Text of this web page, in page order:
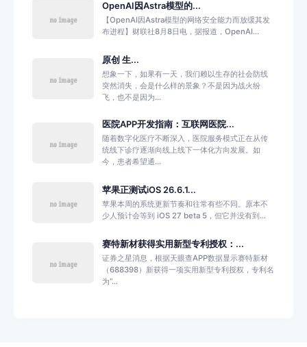
OpenAI因Astra模型的...
【OpenAI因Astra模型的网络安全能力而放缓其发
布进程】财联社8月8日电，据报道，OpenAI...
原创 生...
想象一下，如果有一天，我们赖以生存的社会防线
突然消失，会是什么样的景象？不是因为战火纷
飞，也不是因为...
医院APP开发指南：互联网医院...
随着数字化医疗不断深入，医院服务模式正在从传
统线下诊疗逐渐向线上线下一体化方向发展。如
今，患者希望通...
苹果正测试iOS 26.6.1...
苹果本周的系统更新节奏和往常有些不同。原本不
少人预计会等到 iOS 27 beta 5，但它并没有到...
赛特新材获得实用新型专利授权：...
证券之星消息，根据天眼查APP数据显示赛特新材
（688398）新获得一项实用新型专利授权，专利名
为“...